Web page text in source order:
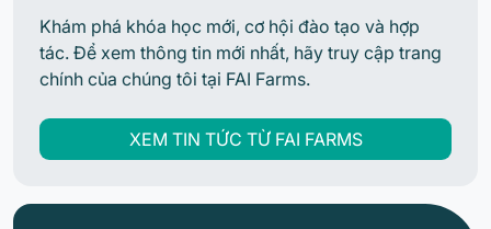
Khám phá khóa học mới, cơ hội đào tạo và hợp
tác. Để xem thông tin mới nhất, hãy truy cập trang
chính của chúng tôi tại FAI Farms.
XEM TIN TỨC TỪ FAI FARMS